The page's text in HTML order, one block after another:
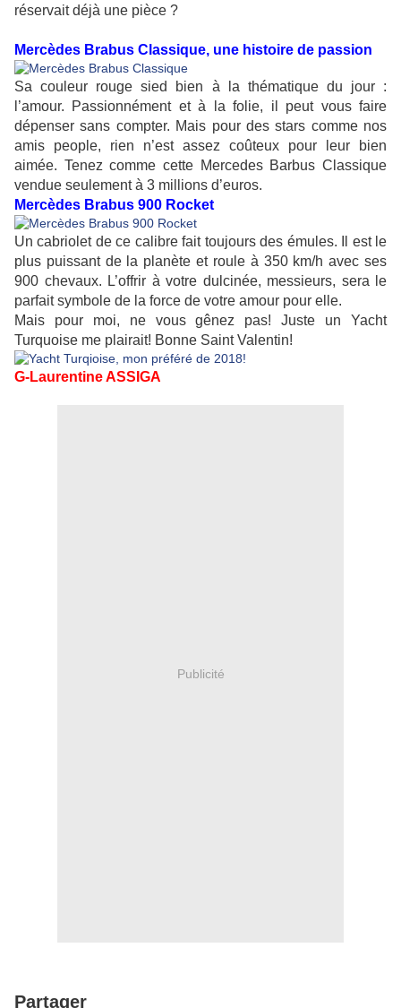
réservait déjà une pièce ?
Mercèdes Brabus Classique, une histoire de passion
Sa couleur rouge sied bien à la thématique du jour :
l’amour. Passionnément et à la folie, il peut vous faire
dépenser sans compter. Mais pour des stars comme nos
amis people, rien n’est assez coûteux pour leur bien
aimée. Tenez comme cette Mercedes Barbus Classique
vendue seulement à 3 millions d’euros.
Mercèdes Brabus 900 Rocket
Un cabriolet de ce calibre fait toujours des émules. Il est le
plus puissant de la planète et roule à 350 km/h avec ses
900 chevaux. L’offrir à votre dulcinée, messieurs, sera le
parfait symbole de la force de votre amour pour elle.
Mais pour moi, ne vous gênez pas! Juste un Yacht
Turquoise me plairait! Bonne Saint Valentin!
G-Laurentine ASSIGA
Publicité
Partager